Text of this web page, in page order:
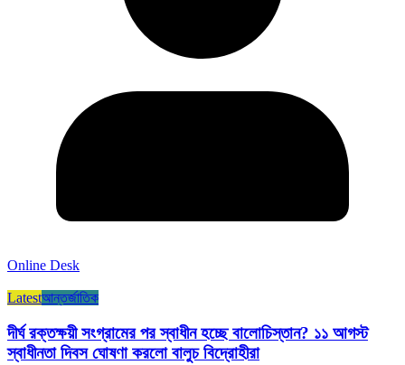
Online Desk
Latestআন্তর্জাতিক
দীর্ঘ রক্তক্ষয়ী সংগ্রামের পর স্বাধীন হচ্ছে বালোচিস্তান? ১১ আগস্ট
স্বাধীনতা দিবস ঘোষণা করলো বালুচ বিদ্রোহীরা